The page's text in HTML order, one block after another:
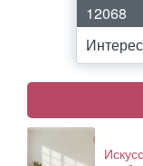
12068